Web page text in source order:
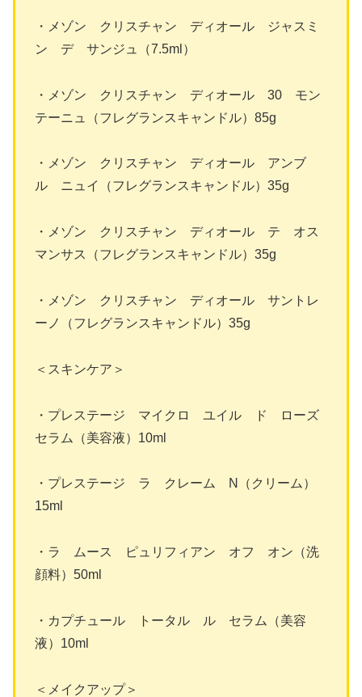
・メゾン クリスチャン ディオール ジャスミ
ン デ サンジュ（7.5ml）
・メゾン クリスチャン ディオール 30 モン
テーニュ（フレグランスキャンドル）85g
・メゾン クリスチャン ディオール アンブ
ル ニュイ（フレグランスキャンドル）35g
・メゾン クリスチャン ディオール テ オス
マンサス（フレグランスキャンドル）35g
・メゾン クリスチャン ディオール サントレ
ーノ（フレグランスキャンドル）35g
＜スキンケア＞
・プレステージ マイクロ ユイル ド ローズ
セラム（美容液）10ml
・プレステージ ラ クレーム N（クリーム）
15ml
・ラ ムース ピュリフィアン オフ オン（洗
顔料）50ml
・カプチュール トータル ル セラム（美容
液）10ml
＜メイクアップ＞